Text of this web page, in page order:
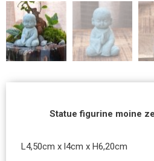
Statue figurine moine
L4,50cm x l4cm x H6,20cm